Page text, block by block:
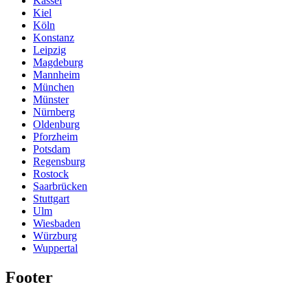
Kiel
Köln
Konstanz
Leipzig
Magdeburg
Mannheim
München
Münster
Nürnberg
Oldenburg
Pforzheim
Potsdam
Regensburg
Rostock
Saarbrücken
Stuttgart
Ulm
Wiesbaden
Würzburg
Wuppertal
Footer